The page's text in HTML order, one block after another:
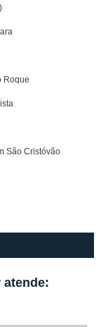
Roque
São Cristóvão
atende: